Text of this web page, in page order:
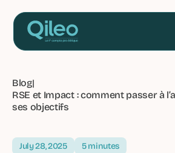
Blog|
RSE et Impact : comment passer à
ses objectifs
July 28, 2025 5 minutes